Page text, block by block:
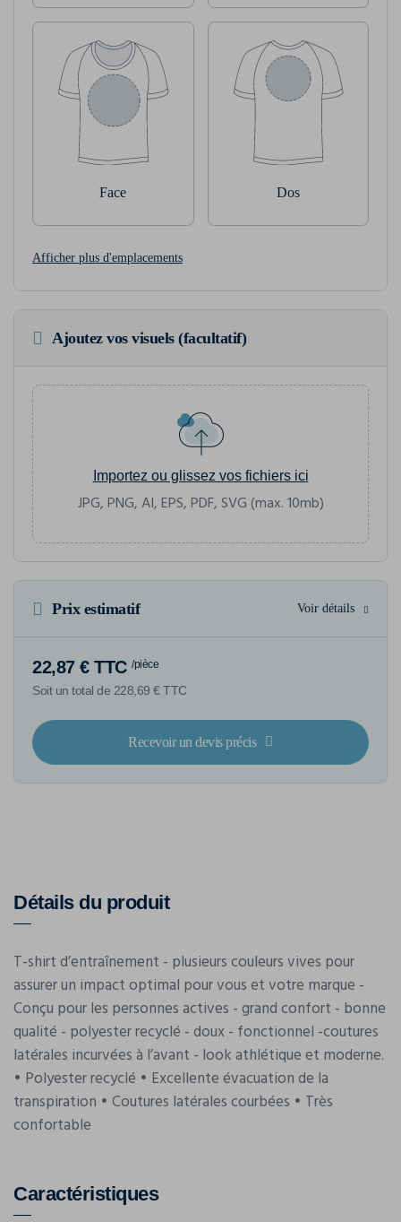
Face Dos
Afficher plus d'emplacements
Ajoutez vos visuels (facultatif)
Importez ou glissez vos fichiers ici
JPG, PNG, AI, EPS, PDF, SVG (max. 10mb)
Prix estimatif Voir détails
22,87 € TTC /pièce
Soit un total de 228,69 € TTC
Recevoir un devis précis
Détails du produit
T-shirt d’entraînement - plusieurs couleurs vives pour
assurer un impact optimal pour vous et votre marque -
Conçu pour les personnes actives - grand confort - bonne
qualité - polyester recyclé - doux - fonctionnel -coutures
latérales incurvées à l’avant - look athlétique et moderne.
• Polyester recyclé • Excellente évacuation de la
transpiration • Coutures latérales courbées • Très
confortable
Caractéristiques